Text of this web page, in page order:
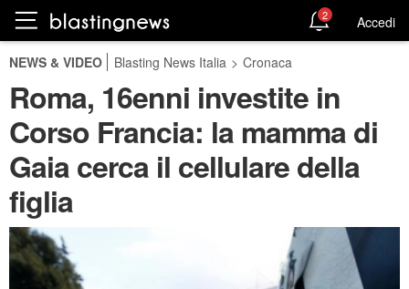
2 Accedi
NEWS & VIDEO Blasting News Italia > Cronaca
Roma, 16enni investite in
Corso Francia: la mamma di
Gaia cerca il cellulare della
figlia